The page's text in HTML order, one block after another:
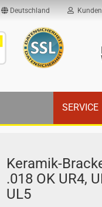
Deutschland
SERVICE
Keramik-​
.018 OK UR4,
UL5